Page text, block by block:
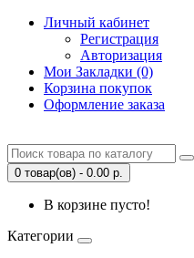
Личный кабинет
Регистрация
Авторизация
Мои Закладки (0)
Корзина покупок
Оформление заказа
0 товар(ов) - 0.00 р.
В корзине пусто!
Категории